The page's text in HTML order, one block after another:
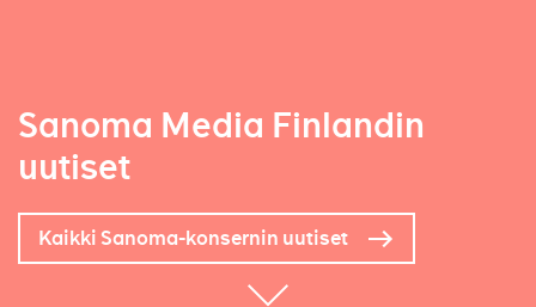
Sanoma Media Finlandin
uutiset
Kaikki Sanoma-konsernin uutiset